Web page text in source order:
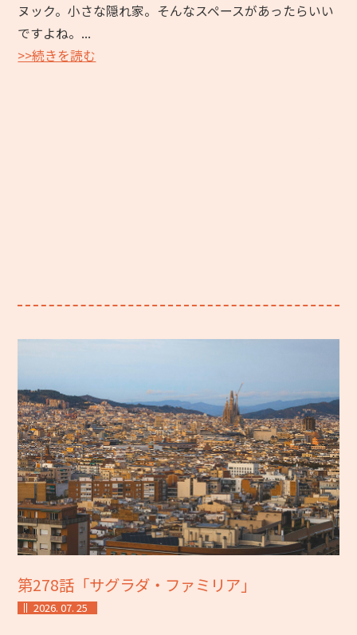
ヌック。小さな隠れ家。そんなスペースがあったらいい
ですよね。...
>>続きを読む
第278話「サグラダ・ファミリア」
2026. 07. 25